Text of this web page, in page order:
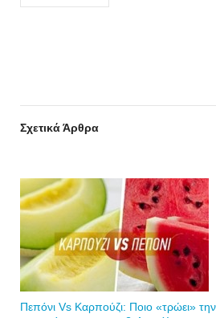
Σχετικά Άρθρα
Πεπόνι Vs Καρπούζι: Ποιο «τρώει» την